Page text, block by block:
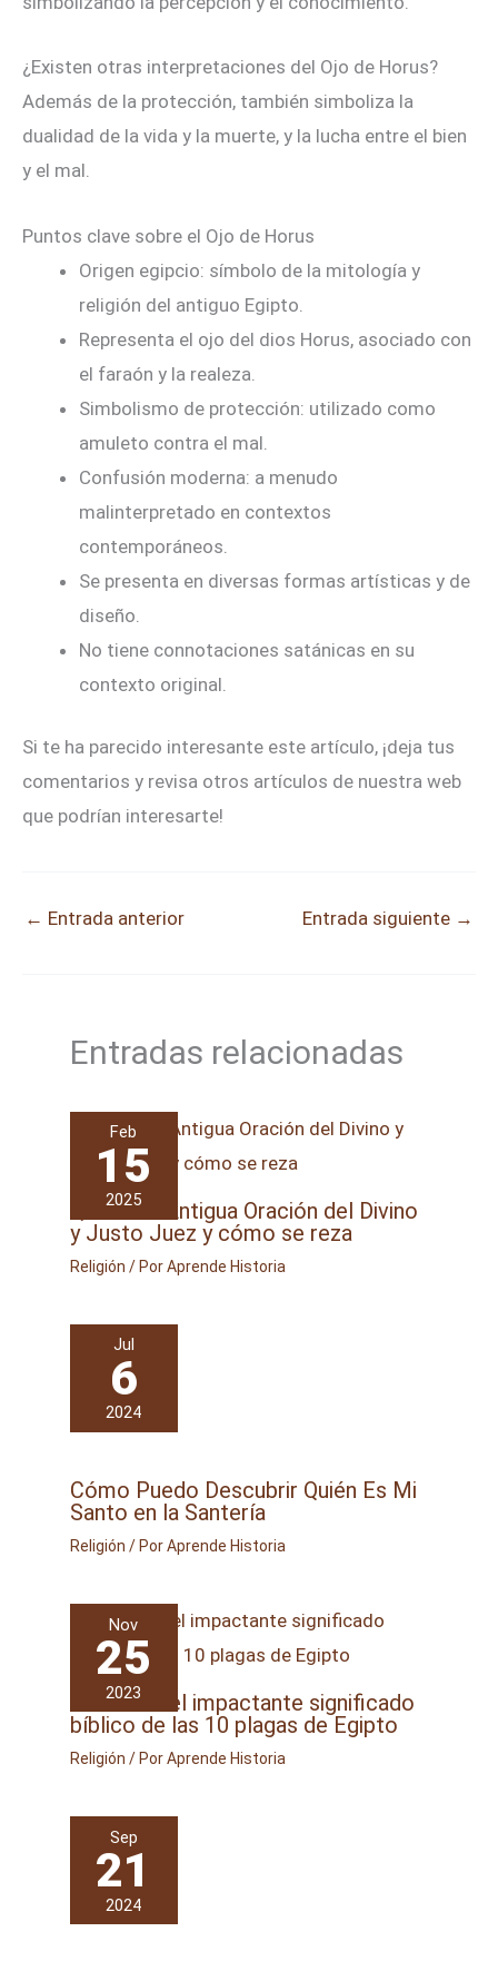
¿Existen otras interpretaciones del Ojo de Horus?
Además de la protección, también simboliza la
dualidad de la vida y la muerte, y la lucha entre el bien
y el mal.
Puntos clave sobre el Ojo de Horus
Origen egipcio: símbolo de la mitología y
religión del antiguo Egipto.
Representa el ojo del dios Horus, asociado con
el faraón y la realeza.
Simbolismo de protección: utilizado como
amuleto contra el mal.
Confusión moderna: a menudo
malinterpretado en contextos
contemporáneos.
Se presenta en diversas formas artísticas y de
diseño.
No tiene connotaciones satánicas en su
contexto original.
Si te ha parecido interesante este artículo, ¡deja tus
comentarios y revisa otros artículos de nuestra web
que podrían interesarte!
← Entrada anterior Entrada siguiente →
Entradas relacionadas
Feb
15
2025
Qué es la Antigua Oración del Divino
y Justo Juez y cómo se reza
Religión / PorAprende Historia
Jul
6
2024
Cómo Puedo Descubrir Quién Es Mi
Santo en la Santería
Religión / PorAprende Historia
Nov
25
2023
Descubre el impactante significado
bíblico de las 10 plagas de Egipto
Religión / PorAprende Historia
Sep
21
2024